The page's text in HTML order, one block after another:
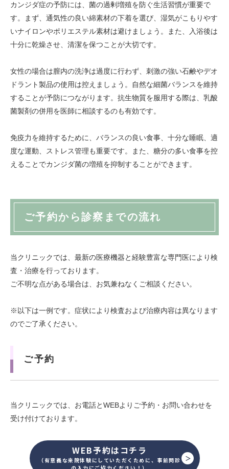
カンジダ症の予防には、菌の過剰増殖を防ぐ生活習慣が重要で
す。まず、通気性の良い綿素材の下着を選び、湿気がこもりやす
いナイロンやポリエステル素材は避けましょう。また、入浴後は
十分に乾燥させ、清潔を保つことが大切です。
女性の場合は膣内の洗浄は過度に行わず、刺激の強い石鹸やデオ
ドラント製品の使用は控えましょう。自然な細菌バランスを維持
することが予防につながります。抗生物質を服用する際は、乳酸
菌製剤の併用を医師に相談するのも有効です。
免疫力を維持するために、バランスの良い食事、十分な睡眠、適
度な運動、ストレス管理も重要です。また、糖分の多い食事を控
えることでカンジダ菌の増殖を抑制することができます。
ご予約から診察までの流れ
当クリニックでは、最新の医療機器と経験豊富な専門医により検
査・治療を行っております。
ご不明な点がある場合は、お気兼ねなくご相談ください。
※以下は一例です。症状により検査および治療内容は異なります
のでご了承ください。
ご予約
当クリニックでは、お電話とWEBよりご予約・お問い合わせを
受け付けております。
WEB予約はコチラ
（有意義な来院体験にしていただくために、事前問診